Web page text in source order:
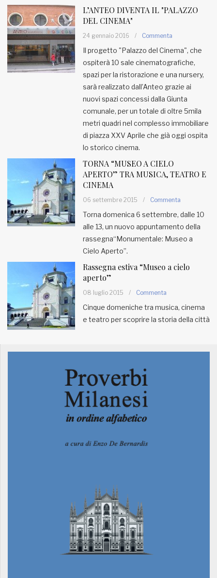
L’ANTEO DIVENTA IL "PALAZZO
DEL CINEMA"
24 gennaio 2016 / Commenta
Il progetto "Palazzo del Cinema", che
ospiterà 10 sale cinematografiche,
spazi per la ristorazione e una nursery,
sarà realizzato dall’Anteo grazie ai
nuovi spazi concessi dalla Giunta
comunale, per un totale di oltre 5mila
metri quadri nel complesso immobiliare
di piazza XXV Aprile che già oggi ospita
lo storico cinema.
TORNA “MUSEO A CIELO
APERTO” TRA MUSICA, TEATRO E
CINEMA
06 settembre 2015 / Commenta
Torna domenica 6 settembre, dalle 10
alle 13, un nuovo appuntamento della
rassegna“Monumentale: Museo a
Cielo Aperto”.
Rassegna estiva “Museo a cielo
aperto”
08 luglio 2015 / Commenta
Cinque domeniche tra musica, cinema
e teatro per scoprire la storia della città